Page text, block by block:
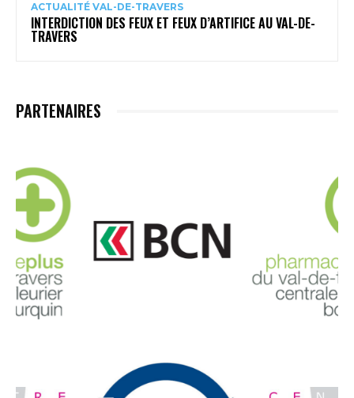
ACTUALITÉ VAL-DE-TRAVERS
INTERDICTION DES FEUX ET FEUX D’ARTIFICE AU VAL-DE-
TRAVERS
PARTENAIRES